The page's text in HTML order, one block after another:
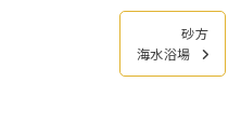
砂方
海水浴場